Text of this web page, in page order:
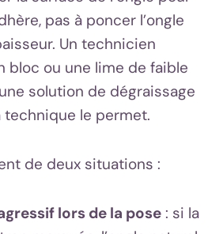
pas à poncer l’ongle
Un technicien
bloc ou une lime de faible
solution de dégraissage
technique le permet.
de deux situations :
lors de la pose : si la